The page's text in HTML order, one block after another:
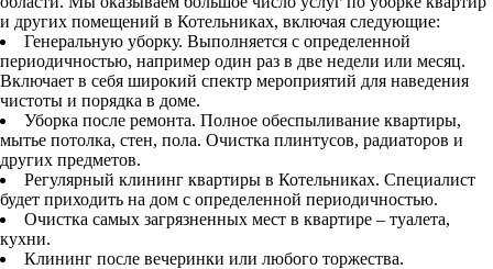
и других помещений в Котельниках, включая следующие:
Генеральную уборку. Выполняется с определенной
периодичностью, например один раз в две недели или месяц.
Включает в себя широкий спектр мероприятий для наведения
чистоты и порядка в доме.
Уборка после ремонта. Полное обеспыливание квартиры,
мытье потолка, стен, пола. Очистка плинтусов, радиаторов и
других предметов.
Регулярный клининг квартиры в Котельниках. Специалист
будет приходить на дом с определенной периодичностью.
Очистка самых загрязненных мест в квартире – туалета,
кухни.
Клининг после вечеринки или любого торжества.